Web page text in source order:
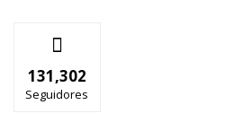
131,302
Seguidores